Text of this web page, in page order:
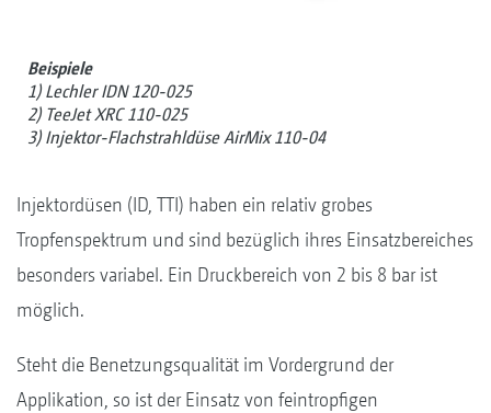
Beispiele
1) Lechler IDN 120-025
2) TeeJet XRC 110-025
3) Injektor-Flachstrahldüse AirMix 110-04
Injektordüsen (ID, TTI) haben ein relativ grobes
Tropfenspektrum und sind bezüglich ihres Einsatzbereiches
besonders variabel. Ein Druckbereich von 2 bis 8 bar ist
möglich.
Steht die Benetzungsqualität im Vordergrund der
Applikation, so ist der Einsatz von feintropfigen